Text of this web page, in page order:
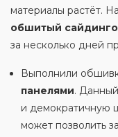
материалы растёт.
обшитый
за несколько дней
Выполнили
панелями.
и демократичную
может позволить